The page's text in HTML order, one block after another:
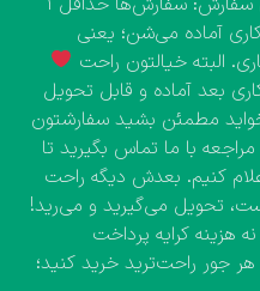
تا ۷۲ ساعت کاری آماده می‌شن؛ یعنی
بعد آماده و قابل تحویل
مطمئن بشید سفارشتون
با ما تماس بگیرید تا
کنیم. بعدش دیگه راحت
تحویل می‌گیرید و می‌رید!
هزینه کرایه پرداخت
هر جور راحت‌ترید خرید کنید؛